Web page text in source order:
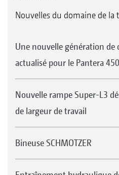
Nouvelles du domaine de
Une nouvelle génération de
actualisé pour le Pantera
Nouvelle rampe Super-L3
de largeur de travail
Bineuse SCHMOTZER